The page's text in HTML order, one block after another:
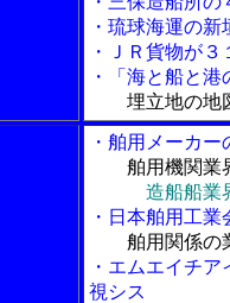
・琉球海運の
・ＪＲ貨物が
・「海と船と
埋立地の
・舶用メーカ
舶用機関業
造船船業
・日本舶用工
舶用関係の
・エムエイチ
視シス